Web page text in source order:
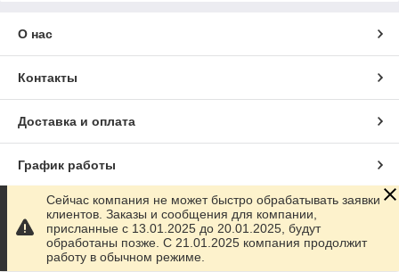
О нас
Контакты
Доставка и оплата
График работы
Полная версия сайта
Сайт создан на маркетплейсе
Сейчас компания не может быстро обрабатывать заявки
клиентов. Заказы и сообщения для компании,
присланные с 13.01.2025 до 20.01.2025, будут
обработаны позже. С 21.01.2025 компания продолжит
работу в обычном режиме.